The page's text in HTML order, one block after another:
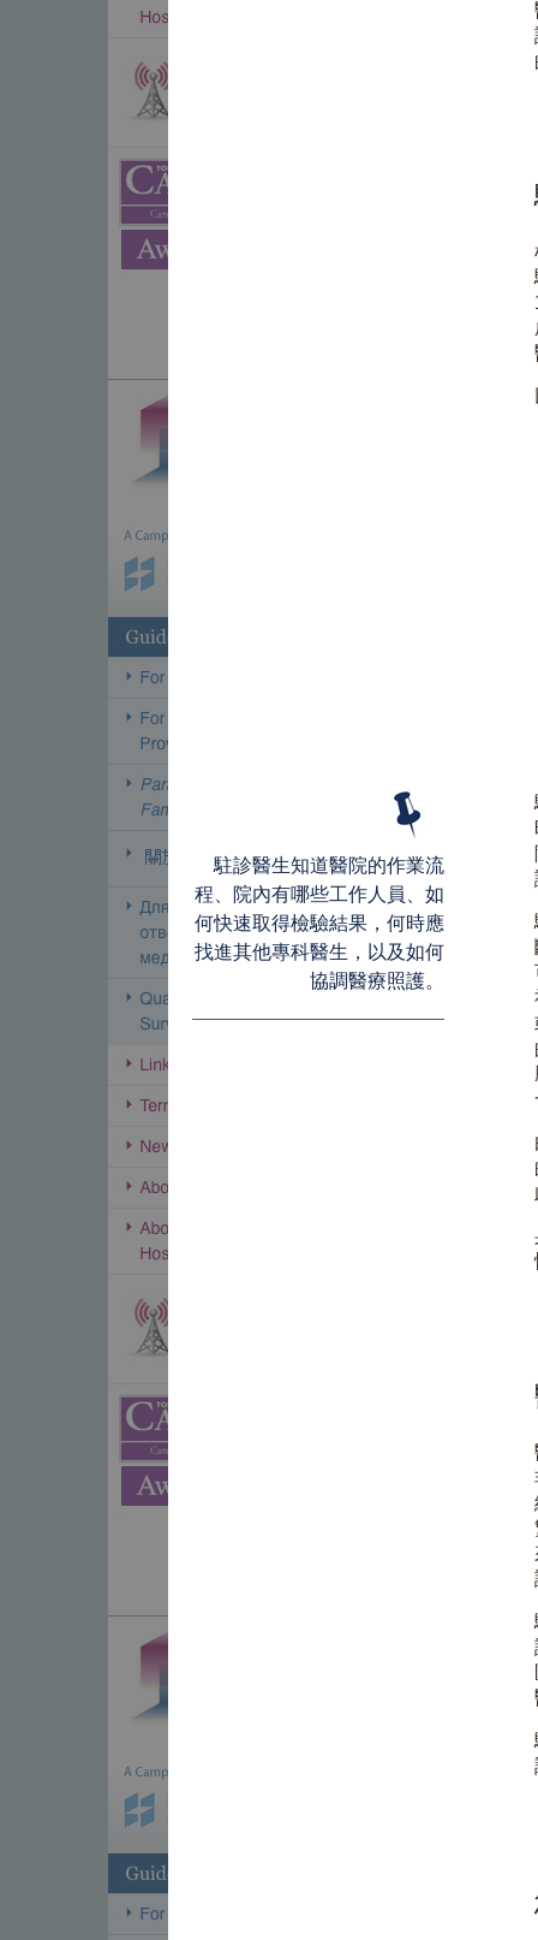
駐診醫生知道醫院的作業流
程、院內有哪些工作人員、如
何快速取得檢驗結果，何時應
找進其他專科醫生，以及如何
協調醫療照護。